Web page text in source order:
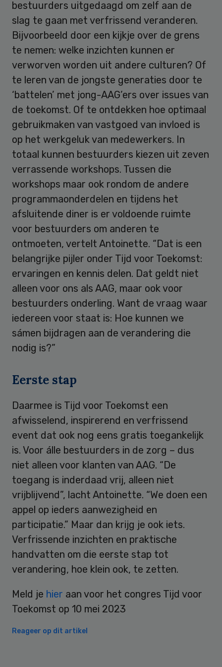
bestuurders uitgedaagd om zelf aan de
slag te gaan met verfrissend veranderen.
Bijvoorbeeld door een kijkje over de grens
te nemen: welke inzichten kunnen er
verworven worden uit andere culturen? Of
te leren van de jongste generaties door te
‘battelen’ met jong-AAG’ers over issues van
de toekomst. Of te ontdekken hoe optimaal
gebruikmaken van vastgoed van invloed is
op het werkgeluk van medewerkers. In
totaal kunnen bestuurders kiezen uit zeven
verrassende workshops. Tussen die
workshops maar ook rondom de andere
programmaonderdelen en tijdens het
afsluitende diner is er voldoende ruimte
voor bestuurders om anderen te
ontmoeten, vertelt Antoinette. “Dat is een
belangrijke pijler onder Tijd voor Toekomst:
ervaringen en kennis delen. Dat geldt niet
alleen voor ons als AAG, maar ook voor
bestuurders onderling. Want de vraag waar
iedereen voor staat is: Hoe kunnen we
sámen bijdragen aan de verandering die
nodig is?”
Eerste stap
Daarmee is Tijd voor Toekomst een
afwisselend, inspirerend en verfrissend
event dat ook nog eens gratis toegankelijk
is. Voor álle bestuurders in de zorg – dus
niet alleen voor klanten van AAG. “De
toegang is inderdaad vrij, alleen niet
vrijblijvend”, lacht Antoinette. “We doen een
appel op ieders aanwezigheid en
participatie.” Maar dan krijg je ook iets.
Verfrissende inzichten en praktische
handvatten om die eerste stap tot
verandering, hoe klein ook, te zetten.
Meld je hier aan voor het congres Tijd voor
Toekomst op 10 mei 2023
Reageer op dit artikel